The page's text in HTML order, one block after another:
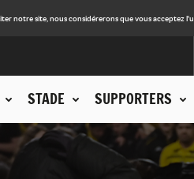
notre site, nous considérerons que vous acceptez
STADE SUPPORTERS